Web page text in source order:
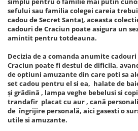
sefului sau familia colegei careia
cadou de Secret Santa), aceasta
cadouri de Craciun poate asigura un
amintit pentru totdeauna.
Decizia de a comanda anumite
Craciun poate fi destul de dificila,
de optiuni amuzante din care poti sa
set cadou pentru el si ea, halate de
și grădină , lampa veghe bebelusi si
trandafir placat cu aur , cană
de îngrijire personală, aici gasesti o
utile si amuzante.